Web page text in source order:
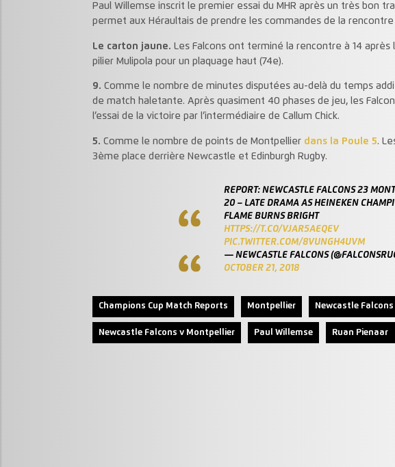
Paul Willemse inscrit le premier essai du MHR après un très bon
permet aux Héraultais de prendre les commandes de la rencontre
Le carton jaune. Les Falcons ont terminé la rencontre à 14
pilier Mulipola pour un plaquage haut (74e).
9. Comme le nombre de minutes disputées au-delà du temps
de match haletante. Après quasiment 40 phases de jeu, les
l’essai de la victoire par l’intermédiaire de Callum Chick.
5. Comme le nombre de points de Montpellier dans la Poule 5.
3ème place derrière Newcastle et Edinburgh Rugby.
REPORT: NEWCASTLE FALCONS 23
20 – LATE DRAMA AS HEINEKEN
FLAME BURNS BRIGHT
HTTPS://T.CO/VJAR5AEQEV
PIC.TWITTER.COM/8VUNGH4UVM
— NEWCASTLE FALCONS
OCTOBER 21, 2018
Champions Cup Match Reports Montpellier Newcastle Falcons
Newcastle Falcons v Montpellier Paul Willemse Ruan Pienaar